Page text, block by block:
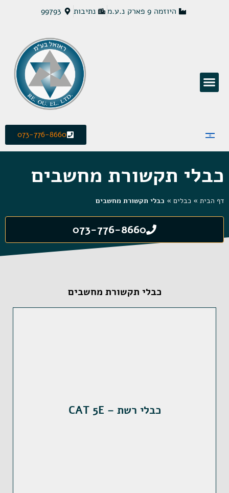
היוזמה 9 פארק נ.ע.מ נתיבות 99793
073-776-8660
כבלי תקשורת מחשבים
דף הבית » כבלים » כבלי תקשורת מחשבים
073-776-8660
כבלי תקשורת מחשבים
כבלי רשת – CAT 5E